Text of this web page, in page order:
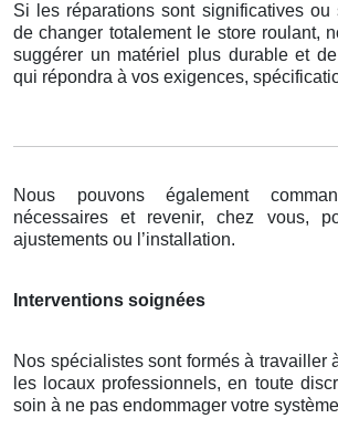
Si les réparations sont significatives ou
de changer totalement le store roulant,
suggérer un matériel plus durable et
qui répondra à vos exigences,
Nous pouvons également
nécessaires et revenir, chez vous,
ajustements ou l’installation.
Interventions soignées
Nos spécialistes sont formés à travailler
les locaux professionnels, en toute
soin à ne pas endommager votre